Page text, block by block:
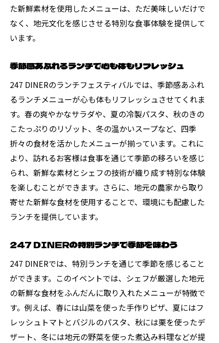
た新鮮素材を使用したメニューは、ただ美味しいだけで
なく、地元文化を感じさせる特別な食事体験を提供して
います。
季節感あふれるランチで心も体もリフレッシュ
247 DINERのランチフェスティバルでは、季節感あふれ
るランチメニューが心も体もリフレッシュさせてくれま
す。春の爽やかなサラダや、夏の冷製パスタ、秋のきの
こたっぷりのリゾット、冬の温かいスープなど、四季
折々の食材を活かしたメニューが揃っています。これに
より、訪れるお客様は食事を通じて季節の移ろいを感じ
られ、新鮮な素材とシェフの技術が織り成す特別な体験
を楽しむことができます。さらに、地元の農家から取り
寄せた新鮮な食材を使用することで、環境にも配慮した
ランチを提供しています。
247 DINERの特別ランチで季節を味わう
247 DINERでは、特別ランチを通じて季節を感じること
ができます。このイベントでは、シェフが厳選した地元
の新鮮な食材をふんだんに取り入れたメニューが特徴で
す。例えば、春には山菜を使った手作りピザ、夏にはフ
レッシュトマトとバジルのパスタ、秋には栗を使ったデ
ザート、冬には地元の野菜を使った煮込み料理などが提